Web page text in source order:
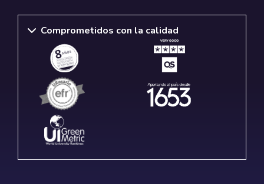
Comprometidos con la calidad